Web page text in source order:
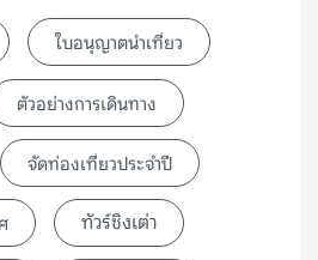
ใบอนุญาตนำเที่ยว
ตัวอย่างการเดินทาง
จัดท่องเที่ยวประจำปี
ทัวร์ชิงเต่า